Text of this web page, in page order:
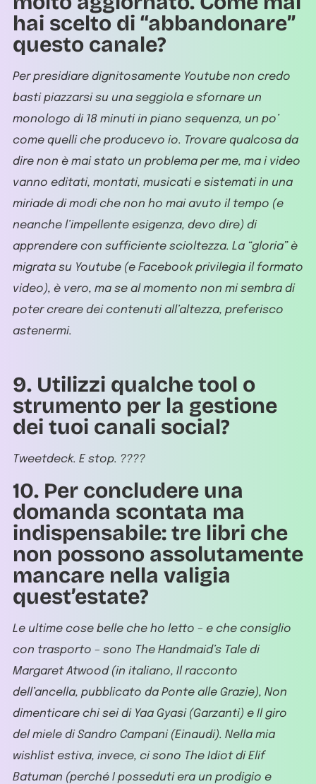
hai scelto di “abbandonare”
questo canale?
Per presidiare dignitosamente Youtube non credo
basti piazzarsi su una seggiola e sfornare un
monologo di 18 minuti in piano sequenza, un po’
come quelli che producevo io. Trovare qualcosa da
dire non è mai stato un problema per me, ma i video
vanno editati, montati, musicati e sistemati in una
miriade di modi che non ho mai avuto il tempo (e
neanche l’impellente esigenza, devo dire) di
apprendere con sufficiente scioltezza. La “gloria” è
migrata su Youtube (e Facebook privilegia il formato
video), è vero, ma se al momento non mi sembra di
poter creare dei contenuti all’altezza, preferisco
astenermi.
9. Utilizzi qualche tool o
strumento per la gestione
dei tuoi canali social?
Tweetdeck. E stop. ????
10. Per concludere una
domanda scontata ma
indispensabile: tre libri che
non possono assolutamente
mancare nella valigia
quest’estate?
Le ultime cose belle che ho letto – e che consiglio
con trasporto – sono The Handmaid’s Tale di
Margaret Atwood (in italiano, Il racconto
dell’ancella, pubblicato da Ponte alle Grazie), Non
dimenticare chi sei di Yaa Gyasi (Garzanti) e Il giro
del miele di Sandro Campani (Einaudi). Nella mia
wishlist estiva, invece, ci sono The Idiot di Elif
Batuman (perché I posseduti era un prodigio e